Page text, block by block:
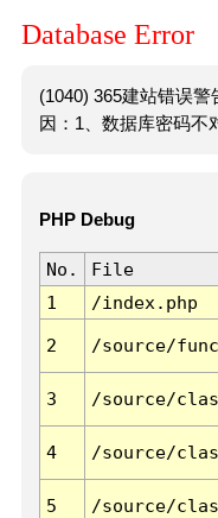
Database Error
(1040) 365建站错误
因：1、数据库密码不
PHP Debug
No. File
1
/index.php
2 /source/
3 /source/
4 /source/
5 /source/